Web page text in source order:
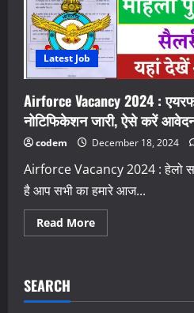
Latest Job
Airforce Vacancy 2024 :
नोटिफिकेशन जारी, ऐसे करें
codem December 18, 2024
Airforce Vacancy 2024 : हेलो
है आप सभी का हमारे आज...
Read MoreRead
more
एयरफोर्स
SEARCH